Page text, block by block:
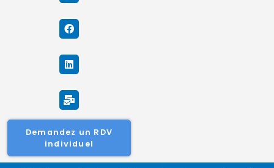
Demandez un RDV
individuel